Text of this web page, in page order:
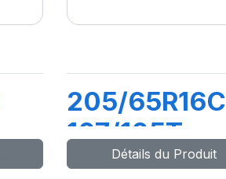
205/65R16C
107/105T
(103H)Détails du Produit